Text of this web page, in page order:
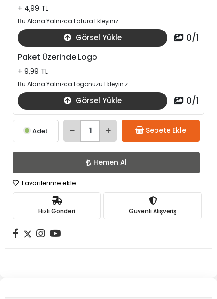
+ 4,99 TL
Bu Alana Yalnızca Fatura Ekleyiniz
Görsel Yükle 0/1
Paket Üzerinde Logo
+ 9,99 TL
Bu Alana Yalnızca Logonuzu Ekleyiniz
Görsel Yükle 0/1
Adet Sepete Ekle
Hemen Al
Favorilerime ekle
Hızlı Gönderi Güvenli Alışveriş